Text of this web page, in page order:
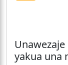
yakua una